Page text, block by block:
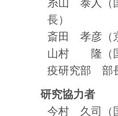
糸山 泰人（
長）
斎田 孝彦（
山村 隆（国
疫研究部 部
研究協力者
今村 久司（